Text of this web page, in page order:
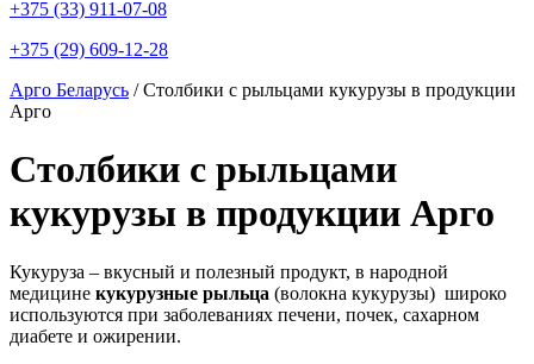
+375 (33) 911-07-08
+375 (29) 609-12-28
Арго Беларусь /Столбики с рыльцами кукурузы в продукции
Арго
Столбики с рыльцами
кукурузы в продукции Арго
Кукуруза – вкусный и полезный продукт, в народной
медицине кукурузные рыльца (волокна кукурузы) широко
используются при заболеваниях печени, почек, сахарном
диабете и ожирении.